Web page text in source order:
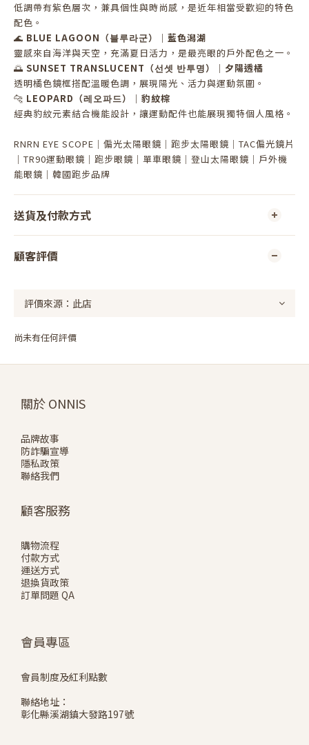
低調帶有紫色層次，兼具個性與時尚感，是近年相當受歡迎的特色
配色。
🌊 BLUE LAGOON（블루라군）｜藍色潟湖
靈感來自海洋與天空，充滿夏日活力，是最亮眼的戶外配色之一。
🌅 SUNSET TRANSLUCENT（선셋 반투명）｜夕陽透橘
透明橘色鏡框搭配溫暖色調，展現陽光、活力與運動氛圍。
🐆 LEOPARD（레오파드）｜豹紋棕
經典豹紋元素結合機能設計，讓運動配件也能展現獨特個人風格。
RNRN EYE SCOPE｜偏光太陽眼鏡｜跑步太陽眼鏡｜TAC偏光鏡片
｜TR90運動眼鏡｜跑步眼鏡｜單車眼鏡｜登山太陽眼鏡｜戶外機
能眼鏡｜韓國跑步品牌
送貨及付款方式
顧客評價
尚未有任何評價
關於 ONNIS
品牌故事
防詐騙宣導
隱私政策
聯絡我們
顧客服務
購物流程
付款方式
運送方式
退換貨政策
訂單問題 QA
會員專區
會員制度及紅利點數
聯絡地址：
彰化縣溪湖鎮大發路197號